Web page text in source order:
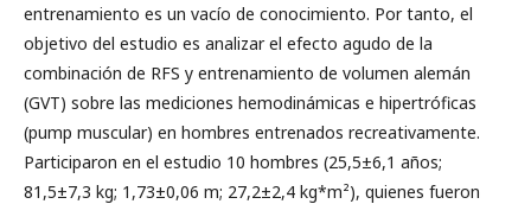
entrenamiento es un vacío de conocimiento. Por tanto, el
objetivo del estudio es analizar el efecto agudo de la
combinación de RFS y entrenamiento de volumen alemán
(GVT) sobre las mediciones hemodinámicas e hipertróficas
(pump muscular) en hombres entrenados recreativamente.
Participaron en el estudio 10 hombres (25,5±6,1 años;
81,5±7,3 kg; 1,73±0,06 m; 27,2±2,4 kg*m²), quienes fueron